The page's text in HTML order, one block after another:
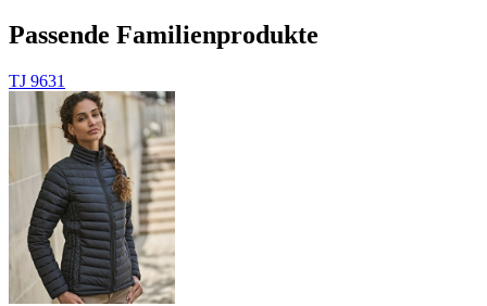
Passende Familienprodukte
TJ 9631